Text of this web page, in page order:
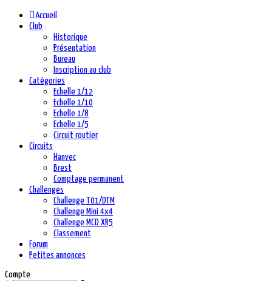
Accueil
Club
Historique
Présentation
Bureau
Inscription au club
Catégories
Echelle 1/12
Echelle 1/10
Echelle 1/8
Echelle 1/5
Circuit routier
Circuits
Hanvec
Brest
Comptage permanent
Challenges
Challenge T01/DTM
Challenge Mini 4x4
Challenge MCD XR5
Classement
Forum
Petites annonces
Compte
précédente
précédent
suivante
suivant